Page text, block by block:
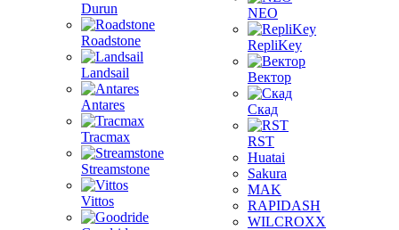
Durun
Roadstone
Landsail
Antares
Tracmax
Streamstone
Vittos
NEO
RepliKey
Вектор
Скад
RST
Huatai
Sakura
MAK
RAPIDASH
WILCROXX